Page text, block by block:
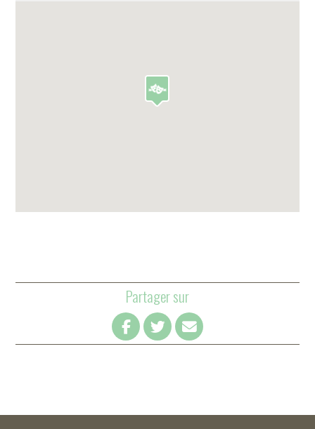
Partager sur